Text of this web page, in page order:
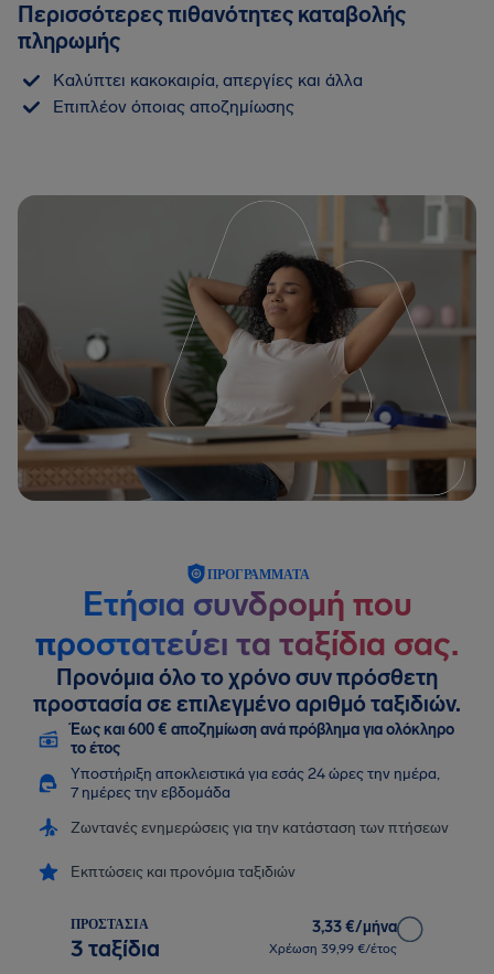
Περισσότερες πιθανότητες καταβολής
πληρωμής
Καλύπτει κακοκαιρία, απεργίες και άλλα
Επιπλέον όποιας αποζημίωσης
ΠΡΟΓΡΆΜΜΑΤΑ
Ετήσια συνδρομή που
προστατεύει τα ταξίδια σας.
Προνόμια όλο το χρόνο συν πρόσθετη
προστασία σε επιλεγμένο αριθμό ταξιδιών.
Έως και 600 € αποζημίωση ανά πρόβλημα για ολόκληρο
το έτος
Υποστήριξη αποκλειστικά για εσάς 24 ώρες την ημέρα,
7 ημέρες την εβδομάδα
Ζωντανές ενημερώσεις για την κατάσταση των πτήσεων
Εκπτώσεις και προνόμια ταξιδιών
ΠΡΟΣΤΑΣΊΑ
3 ταξίδια
3,33 €/μήνα
Χρέωση 39,99 €/έτος